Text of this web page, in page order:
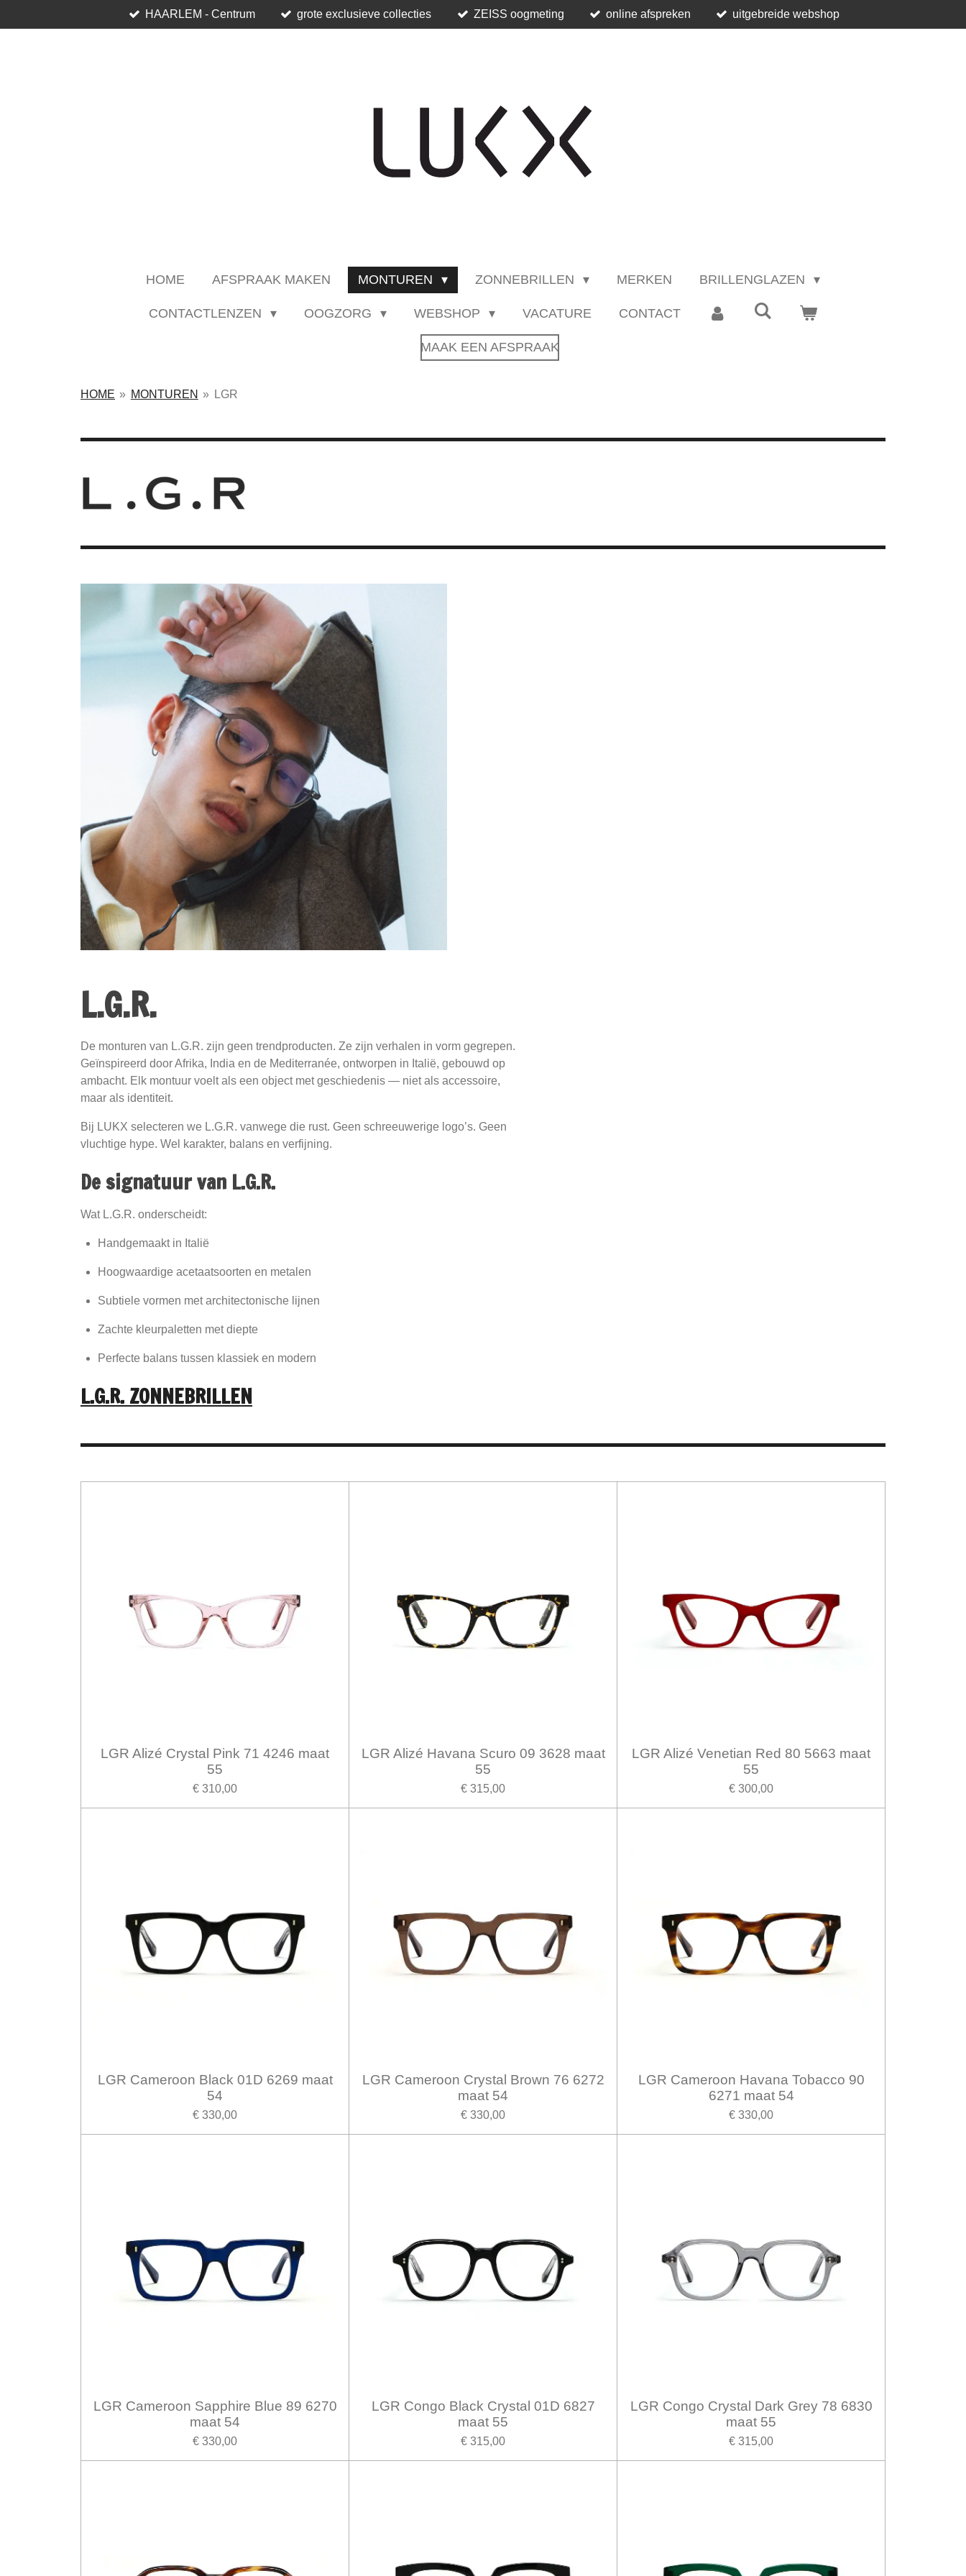
direct
HAARLEM - Centrum grote exclusieve collecties ZEISS oogmeting online afspreken uitgebreide webshop
HOME AFSPRAAK MAKEN MONTUREN ZONNEBRILLEN MERKEN BRILLENGLAZEN
CONTACTLENZEN OOGZORG WEBSHOP VACATURE CONTACT
MAAK EEN AFSPRAAK
HOME » MONTUREN » LGR
L.G.R.
De monturen van L.G.R. zijn geen trendproducten. Ze zijn verhalen in vorm gegrepen.
Geïnspireerd door Afrika, India en de Mediterranée, ontworpen in Italië, gebouwd op
ambacht. Elk montuur voelt als een object met geschiedenis — niet als accessoire,
maar als identiteit.
Bij LUKX selecteren we L.G.R. vanwege die rust. Geen schreeuwerige logo’s. Geen
vluchtige hype. Wel karakter, balans en verfijning.
De signatuur van L.G.R.
Wat L.G.R. onderscheidt:
Handgemaakt in Italië
Hoogwaardige acetaatsoorten en metalen
Subtiele vormen met architectonische lijnen
Zachte kleurpaletten met diepte
Perfecte balans tussen klassiek en modern
L.G.R. ZONNEBRILLEN
LGR Alizé Crystal Pink 71 4246 maat
55
€ 310,00
LGR Alizé Havana Scuro 09 3628 maat
55
€ 315,00
LGR Alizé Venetian Red 80 5663 maat
55
€ 300,00
LGR Cameroon Black 01D 6269 maat
54
€ 330,00
LGR Cameroon Crystal Brown 76 6272
maat 54
€ 330,00
LGR Cameroon Havana Tobacco 90
6271 maat 54
€ 330,00
LGR Cameroon Sapphire Blue 89 6270
maat 54
€ 330,00
LGR Congo Black Crystal 01D 6827
maat 55
€ 315,00
LGR Congo Crystal Dark Grey 78 6830
maat 55
€ 315,00